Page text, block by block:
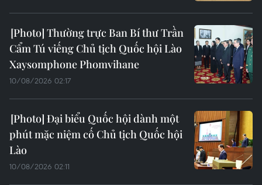
Thường trực Ban Bí thư Trần
Cẩm Tú viếng Chủ tịch Quốc hội Lào
Xaysomphone Phomvihane
10/08/2026 02:17
Đại biểu Quốc hội dành một
phút mặc niệm cố Chủ tịch Quốc hội
Lào
10/08/2026 02:11